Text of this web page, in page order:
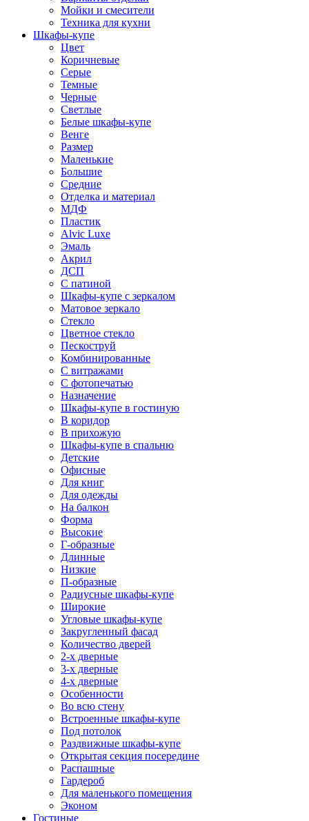
Мойки и смесители
Техника для кухни
Шкафы-купе
Цвет
Коричневые
Серые
Темные
Черные
Светлые
Белые шкафы-купе
Венге
Размер
Маленькие
Большие
Средние
Отделка и материал
МДФ
Пластик
Alvic Luxe
Эмаль
Акрил
ДСП
С патиной
Шкафы-купе с зеркалом
Матовое зеркало
Стекло
Цветное стекло
Пескоструй
Комбинированные
С витражами
С фотопечатью
Назначение
Шкафы-купе в гостиную
В коридор
В прихожую
Шкафы-купе в спальню
Детские
Офисные
Для книг
Для одежды
На балкон
Форма
Высокие
Г-образные
Длинные
Низкие
П-образные
Радиусные шкафы-купе
Широкие
Угловые шкафы-купе
Закругленный фасад
Количество дверей
2-х дверные
3-х дверные
4-х дверные
Особенности
Во всю стену
Встроенные шкафы-купе
Под потолок
Раздвижные шкафы-купе
Открытая секция посередине
Распашные
Гардероб
Для маленького помещения
Эконом
Гостиные